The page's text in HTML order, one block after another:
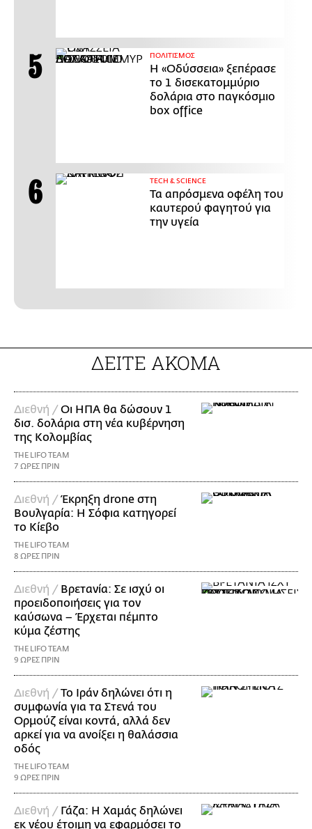
ΠΟΛΙΤΙΣΜΟΣ
Η «Οδύσσεια» ξεπέρασε
το 1 δισεκατομμύριο
δολάρια στο παγκόσμιο
box office
ΤECH & SCIENCE
Τα απρόσμενα οφέλη του
καυτερού φαγητού για
την υγεία
ΔΕΙΤΕ ΑΚΟΜΑ
Διεθνή /Οι ΗΠΑ θα δώσουν 1
δισ. δολάρια στη νέα κυβέρνηση
της Κολομβίας
THE LIFO TEAM
7 ΩΡΕΣ ΠΡΙΝ
Διεθνή /Έκρηξη drone στη
Βουλγαρία: Η Σόφια κατηγορεί
το Κίεβο
THE LIFO TEAM
8 ΩΡΕΣ ΠΡΙΝ
Διεθνή / Βρετανία: Σε ισχύ οι
προειδοποιήσεις για τον
καύσωνα – Έρχεται πέμπτο
κύμα ζέστης
THE LIFO TEAM
9 ΩΡΕΣ ΠΡΙΝ
Διεθνή /Το Ιράν δηλώνει ότι η
συμφωνία για τα Στενά του
Ορμούζ είναι κοντά, αλλά δεν
αρκεί για να ανοίξει η θαλάσσια
οδός
THE LIFO TEAM
9 ΩΡΕΣ ΠΡΙΝ
Διεθνή / Γάζα: Η Χαμάς δηλώνει
εκ νέου έτοιμη να εφαρμόσει το